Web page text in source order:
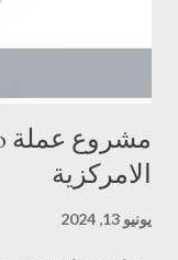
تكنولوجيا البلوكشين
الامركزية
يونيو 13, 2024